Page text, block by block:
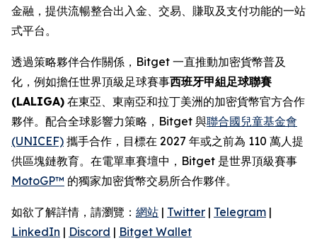
金融，提供流暢整合出入金、交易、賺取及支付功能的一站
式平台。
透過策略夥伴合作關係，Bitget 一直推動加密貨幣普及
化，例如擔任世界頂級足球賽事西班牙甲組足球聯賽
(LALIGA) 在東亞、東南亞和拉丁美洲的加密貨幣官方合作
夥伴。配合全球影響力策略，Bitget 與聯合國兒童基金會
(UNICEF) 攜手合作，目標在 2027 年或之前為 110 萬人提
供區塊鏈教育。在電單車賽壇中，Bitget 是世界頂級賽事
MotoGP™ 的獨家加密貨幣交易所合作夥伴。
如欲了解詳情，請瀏覽： 網站 | Twitter | Telegram |
LinkedIn | Discord | Bitget Wallet